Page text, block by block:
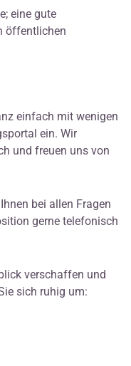
eine gute
öffentlichen
einfach mit wenigen
ein. Wir
und freuen uns von
bei allen Fragen
gerne telefonisch
verschaffen und
sich ruhig um: